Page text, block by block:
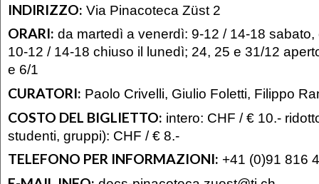
INDIRIZZO: Via Pinacoteca Züst 2
ORARI: da martedì a venerdì: 9-12 / 14-18
10-12 / 14-18 chiuso il lunedì; 24, 25 e 31/12
e 6/1
CURATORI: Paolo Crivelli, Giulio Foletti, Filippo
COSTO DEL BIGLIETTO: intero: CHF / € 10.-
studenti, gruppi): CHF / € 8.-
TELEFONO PER INFORMAZIONI: +41 (0)91 816